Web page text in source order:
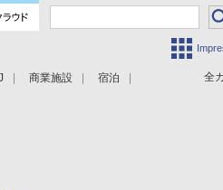
全
商業施設 宿泊